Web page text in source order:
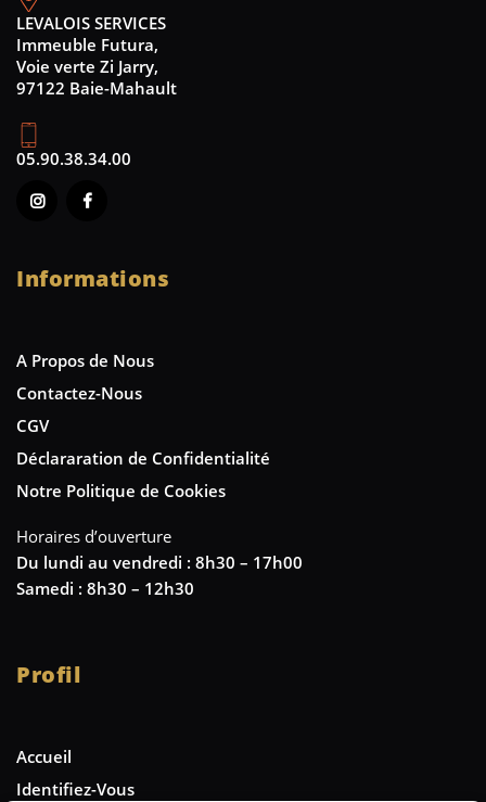
LEVALOIS SERVICES
Immeuble Futura,
Voie verte Zi Jarry,
97122 Baie-Mahault
05.90.38.34.00
Informations
A Propos de Nous
Contactez-Nous
CGV
Déclararation de Confidentialité
Notre Politique de Cookies
Horaires d’ouverture
Du lundi au vendredi : 8h30 – 17h00
Samedi : 8h30 – 12h30
Profil
Accueil
Identifiez-Vous